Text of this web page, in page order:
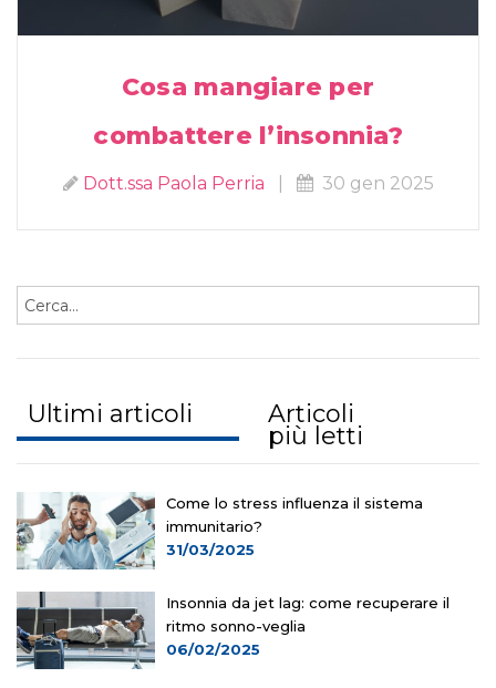
Cosa mangiare per
combattere l’insonnia?
Dott.ssa Paola Perria 30 gen 2025
Ultimi articoli Articoli
più letti
Come lo stress influenza il sistema
immunitario?
31/03/2025
Insonnia da jet lag: come recuperare il
ritmo sonno-veglia
06/02/2025